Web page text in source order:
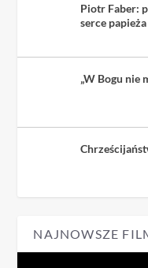
Piotr Faber:
serce
„W Bogu nie
NAJNOWSZE